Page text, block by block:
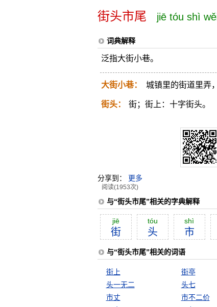
街头市尾 jiē tóu shì
词典解释
泛指大街小巷。
大街小巷： 城镇里的街道里弄
街头： 街；街上：十字街头。
分享到： 更多
阅读(1953次)
与“街头市尾”相关的字典解释
jiē
街
tóu
头
shì
市
与“街头市尾”相关的词语
街上 街亭
头一无二
头七
市丈
市不二价